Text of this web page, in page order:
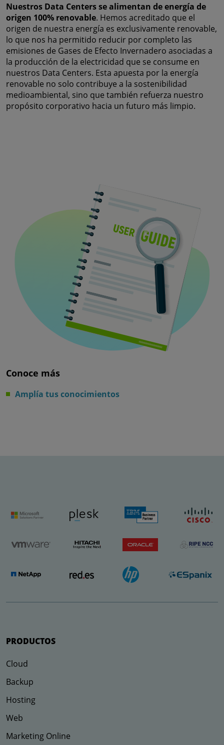
Nuestros Data Centers se alimentan de energía de
origen 100% renovable. Hemos acreditado que el
origen de nuestra energía es exclusivamente renovable,
lo que nos ha permitido reducir por completo las
emisiones de Gases de Efecto Invernadero asociadas a
la producción de la electricidad que se consume en
nuestros Data Centers. Esta apuesta por la energía
renovable no solo contribuye a la sostenibilidad
medioambiental, sino que también refuerza nuestro
propósito corporativo hacia un futuro más limpio.
Conoce más
Amplía tus conocimientos
PRODUCTOS
Cloud
Backup
Hosting
Web
Marketing Online